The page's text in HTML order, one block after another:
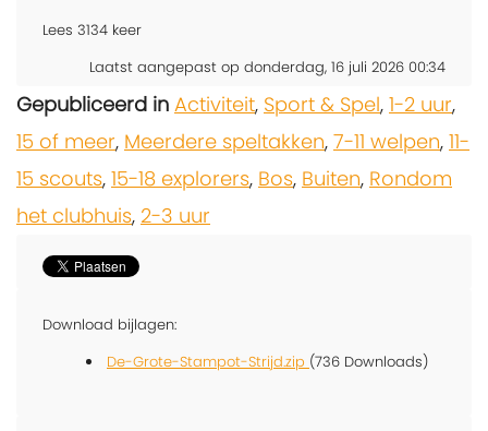
Lees 3134 keer
Laatst aangepast op donderdag, 16 juli 2026 00:34
Gepubliceerd in Activiteit, Sport & Spel, 1-2 uur,
15 of meer, Meerdere speltakken, 7-11 welpen, 11-
15 scouts, 15-18 explorers, Bos, Buiten, Rondom
het clubhuis, 2-3 uur
Download bijlagen:
De-Grote-Stampot-Strijd.zip (736 Downloads)